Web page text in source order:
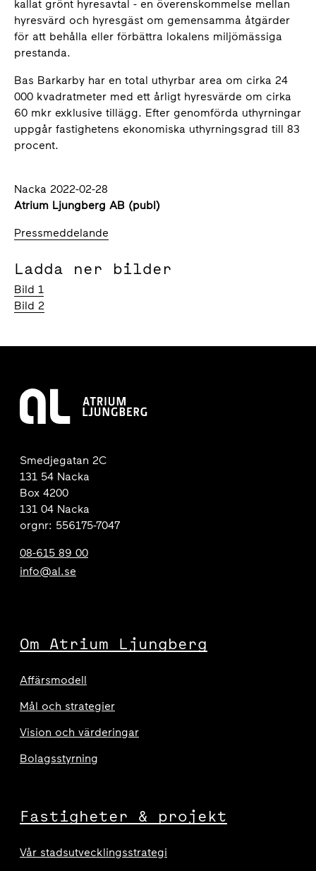
kallat grönt hyresavtal - en överenskommelse mellan
hyresvärd och hyresgäst om gemensamma åtgärder
för att behålla eller förbättra lokalens miljömässiga
prestanda.
Bas Barkarby har en total uthyrbar area om cirka 24
000 kvadratmeter med ett årligt hyresvärde om cirka
60 mkr exklusive tillägg. Efter genomförda uthyrningar
uppgår fastighetens ekonomiska uthyrningsgrad till 83
procent.
Nacka 2022-02-28
Atrium Ljungberg AB (publ)
Pressmeddelande
Ladda ner bilder
Bild 1
Bild 2
Smedjegatan 2C
131 54 Nacka
Box 4200
131 04 Nacka
orgnr: 556175-7047
08-615 89 00
info@al.se
Om Atrium Ljungberg
Affärsmodell
Mål och strategier
Vision och värderingar
Bolagsstyrning
Fastigheter & projekt
Vår stadsutvecklingsstrategi